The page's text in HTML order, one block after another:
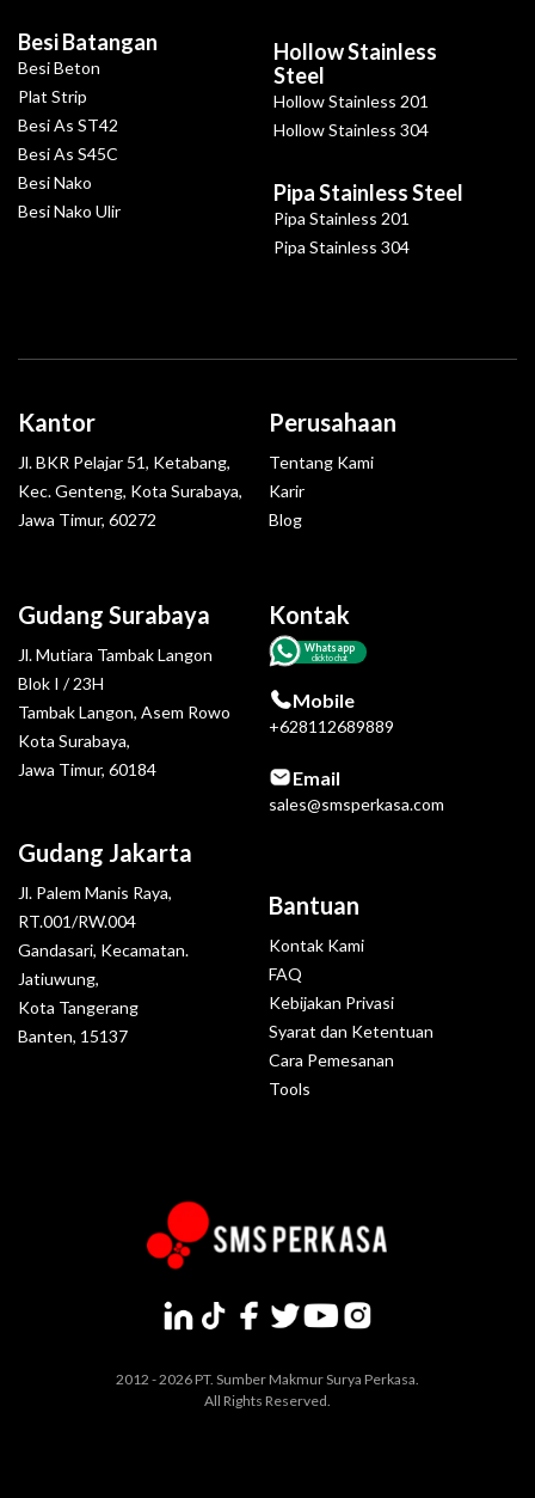
Besi Batangan
Besi Beton
Plat Strip
Besi As ST42
Besi As S45C
Besi Nako
Besi Nako Ulir
Hollow Stainless
Steel
Hollow Stainless 201
Hollow Stainless 304
Pipa Stainless Steel
Pipa Stainless 201
Pipa Stainless 304
Gudang Surabaya
Jl. Mutiara Tambak Langon
Blok I / 23H
Tambak Langon, Asem Rowo
Kota Surabaya,
Jawa Timur, 60184
Gudang Jakarta
Jl. Palem Manis Raya,
RT.001/RW.004
Gandasari, Kecamatan.
Jatiuwung,
Kota Tangerang
Banten, 15137
Kantor
Jl. BKR Pelajar 51, Ketabang,
Kec. Genteng, Kota Surabaya,
Jawa Timur, 60272
Kontak
Whatsapp
click to chat
Mobile
+628112689889
Email
sales@smsperkasa.com
Perusahaan
Tentang Kami
Karir
Blog
Bantuan
Kontak Kami
FAQ
Kebijakan Privasi
Syarat dan Ketentuan
Cara Pemesanan
Tools
2012 - 2026 PT. Sumber Makmur Surya Perkasa.
All Rights Reserved.